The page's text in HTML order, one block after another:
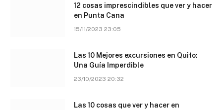
12 cosas imprescindibles que ver y hacer
en Punta Cana
15/11/2023 23:05
Las 10 Mejores excursiones en Quito:
Una Guía Imperdible
23/10/2023 20:32
Las 10 cosas que ver y hacer en